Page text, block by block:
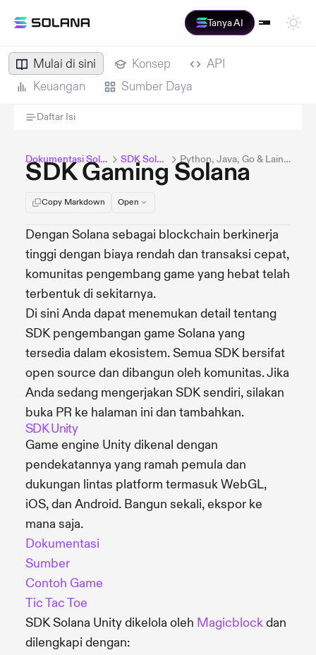
Tanya AI
Mulai di sini Konsep
API
Keuangan
Sumber Daya
Daftar Isi
Dokumentasi Solana SDK Solana Python, Java, Go & Lainnya
SDK Gaming Solana
Copy Markdown Open
Dengan Solana sebagai blockchain berkinerja
tinggi dengan biaya rendah dan transaksi cepat,
komunitas pengembang game yang hebat telah
terbentuk di sekitarnya.
Di sini Anda dapat menemukan detail tentang
SDK pengembangan game Solana yang
tersedia dalam ekosistem. Semua SDK bersifat
open source dan dibangun oleh komunitas. Jika
Anda sedang mengerjakan SDK sendiri, silakan
buka PR ke halaman ini dan tambahkan.
SDK Unity
Game engine Unity dikenal dengan
pendekatannya yang ramah pemula dan
dukungan lintas platform termasuk WebGL,
iOS, dan Android. Bangun sekali, ekspor ke
mana saja.
Dokumentasi
Sumber
Contoh Game
Tic Tac Toe
SDK Solana Unity dikelola oleh Magicblockdan
dilengkapi dengan: